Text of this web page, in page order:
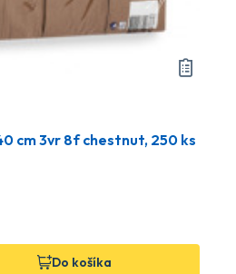
cm 3vr 8f chestnut, 250 ks
Do košíka